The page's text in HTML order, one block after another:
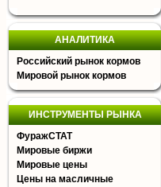
АНАЛИТИКА
Российский рынок кормов
Мировой рынок кормов
ИНСТРУМЕНТЫ РЫНКА
ФуражСТАТ
Мировые биржи
Мировые цены
Цены на масличные